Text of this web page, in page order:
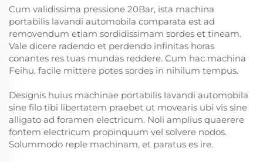
Cum validissima pressione 20Bar, ista machina
portabilis lavandi automobila comparata est ad
removendum etiam sordidissimam sordes et tineam.
Vale dicere radendo et perdendo infinitas horas
conantes res tuas mundas reddere. Cum hac machina
Feihu, facile mittere potes sordes in nihilum tempus.
Designis huius machinae portabilis lavandi automobila
sine filo tibi libertatem praebet ut movearis ubi vis sine
alligato ad foramen electricum. Noli amplius quaerere
fontem electricum propinquum vel solvere nodos.
Solummodo reple machinam, et paratus es ire.